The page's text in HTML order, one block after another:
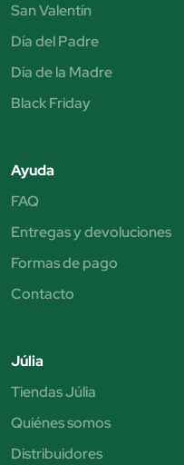
San Valentín
Día del Padre
Día de la Madre
Black Friday
Ayuda
FAQ
Entregas y devoluciones
Formas de pago
Contacto
Júlia
Tiendas Júlia
Quiénes somos
Distribuidores